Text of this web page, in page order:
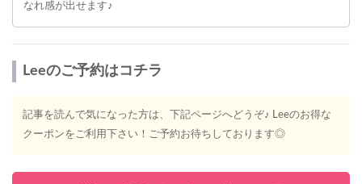
なれ感が出せます♪
Leeのご予約はコチラ
記事を読んで気になった方は、下記ページへどうぞ♪ Leeのお得な
クーポンをご利用下さい！ご予約お待ちしております◎